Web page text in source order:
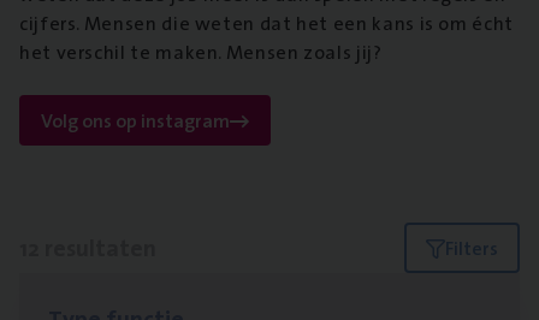
cijfers. Mensen die weten dat het een kans is om écht
het verschil te maken. Mensen zoals jij?
Volg ons op instagram
Filters